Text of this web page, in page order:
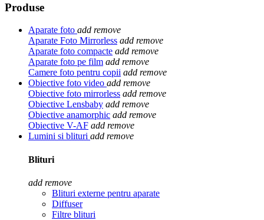
Produse
Aparate foto add remove
Aparate Foto Mirrorless add remove
Aparate foto compacte add remove
Aparate foto pe film add remove
Camere foto pentru copii add remove
Obiective foto video add remove
Obiective foto mirrorless add remove
Obiective Lensbaby add remove
Obiective anamorphic add remove
Obiective V-AF add remove
Lumini si blituri add remove
Blituri
add remove
Blituri externe pentru aparate
Diffuser
Filtre blituri